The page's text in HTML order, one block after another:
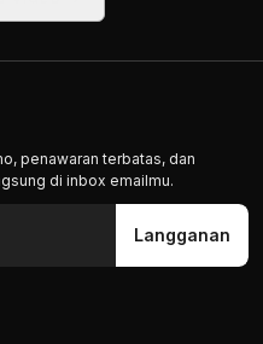
penawaran terbatas, dan
di inbox emailmu.
Langganan